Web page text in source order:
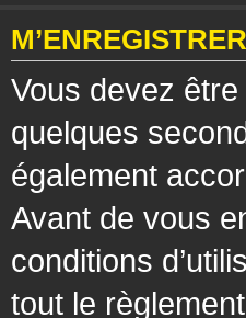
M’ENREGISTRER
Vous devez
quelques
également
Avant de vous
conditions
tout le